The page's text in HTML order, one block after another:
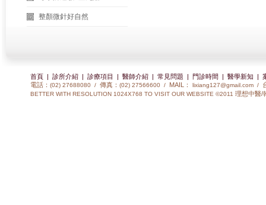
整顏微針好自然
首頁| 診所介紹| 診療項目 | 醫師介紹| 常見問題 | 門診時間 | 醫學新知 |
電話： (02) 27688080 / 傳真： (02) 27566600 / MAIL： lixiang127@gmail.com /
BETTER WITH RESOLUTION 1024X768 TO VISIT OUR WEBSITE ©2011 理想中醫/